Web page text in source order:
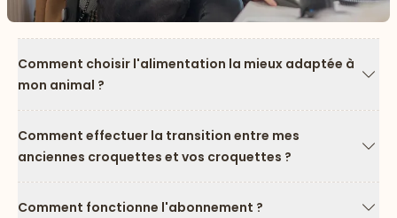
Comment choisir l'alimentation la mieux adaptée à
mon animal ?
Comment effectuer la transition entre mes
anciennes croquettes et vos croquettes ?
Comment fonctionne l'abonnement ?